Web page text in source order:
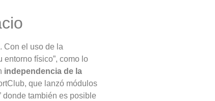
Con el uso de la
entorno físico”, como lo
independencia de la
que lanzó módulos
donde también es posible